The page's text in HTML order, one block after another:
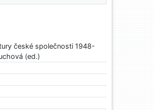
české společnosti 1948-
(ed.)